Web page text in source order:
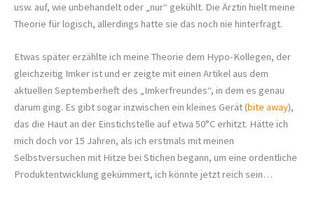
usw. auf, wie unbehandelt oder „nur“ gekühlt. Die Ärztin hielt meine
Theorie für logisch, allerdings hatte sie das noch nie hinterfragt.
Etwas später erzählte ich meine Theorie dem Hypo-Kollegen, der
gleichzeitig Imker ist und er zeigte mit einen Artikel aus dem
aktuellen Septemberheft des „Imkerfreundes“, in dem es genau
darum ging. Es gibt sogar inzwischen ein kleines Gerät (bite away),
das die Haut an der Einstichstelle auf etwa 50°C erhitzt. Hätte ich
mich doch vor 15 Jahren, als ich erstmals mit meinen
Selbstversuchen mit Hitze bei Stichen begann, um eine ordentliche
Produktentwicklung gekümmert, ich könnte jetzt reich sein…